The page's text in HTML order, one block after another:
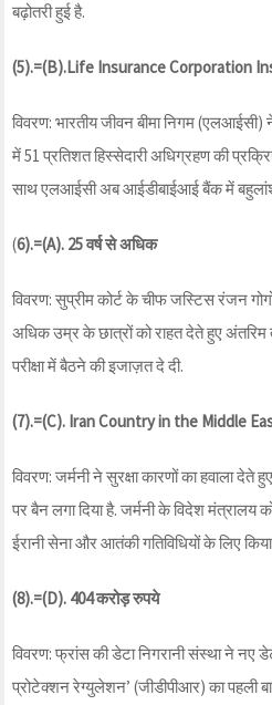
बढ़ोतरी हुई है.
(5).=(B).Life Insurance Corporation
विवरण: भारतीय जीवन बीमा निगम
में 51 प्रतिशत हिस्सेदारी अधिग्रहण की
साथ एलआईसी अब आईडीबाईआई बैंक में
(6).=(A). 25 वर्ष से अधिक
विवरण: सुप्रीम कोर्ट के चीफ जस्टिस रंजन
अधिक उम्र के छात्रों को राहत देते हुए
परीक्षा में बैठने की इजाज़त दे दी.
(7).=(C). Iran Country in the Middle
विवरण: जर्मनी ने सुरक्षा कारणों का हवाला देते
पर बैन लगा दिया है. जर्मनी के विदेश
ईरानी सेना और आतंकी गतिविधियों के लिए
(8).=(D). 404 करोड़ रुपये
विवरण: फ्रांस की डेटा निगरानी संस्था ने नए
प्रोटेक्शन रेग्युलेशन’ (जीडीपीआर) का पहली